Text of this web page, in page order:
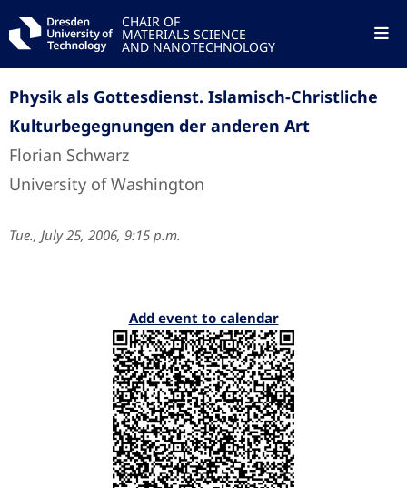
CHAIR OF
MATERIALS SCIENCE
AND NANOTECHNOLOGY
Physik als Gottesdienst. Islamisch-Christliche
Kulturbegegnungen der anderen Art
Florian Schwarz
University of Washington
Tue., July 25, 2006, 9:15 p.m.
Add event to calendar